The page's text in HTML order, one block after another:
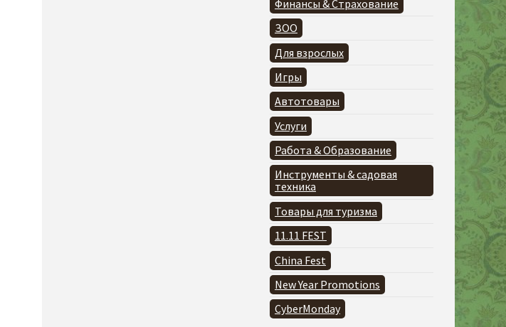
Финансы & Страхование
ЗОО
Для взрослых
Игры
Автотовары
Услуги
Работа & Образование
Инструменты & садовая
техника
Товары для туризма
11.11 FEST
China Fest
New Year Promotions
CyberMonday